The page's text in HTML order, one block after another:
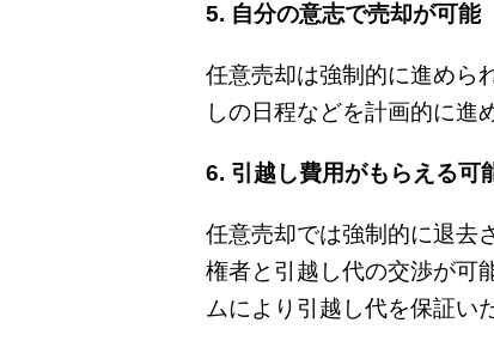
5. 自分の意志で売却が可能
任意売却は強制的に進めら
しの日程などを計画的に進
6. 引越し費用がもらえる可
任意売却では強制的に退去
権者と引越し代の交渉が可
ムにより引越し代を保証い